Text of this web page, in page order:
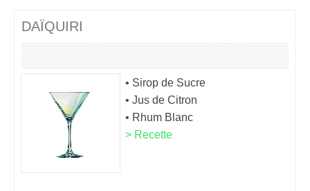
DAÏQUIRI
• Sirop de Sucre
• Jus de Citron
• Rhum Blanc
> Recette